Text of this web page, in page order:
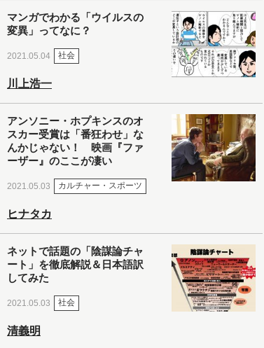
マンガでわかる「ウイルスの
変異」ってなに？
2021.05.04 社会
川上浩一
アンソニー・ホプキンスのオ
スカー受賞は「番狂わせ」な
んかじゃない！ 映画『ファ
ーザー』のここが凄い
2021.05.03 カルチャー・スポーツ
ヒナタカ
ネットで話題の「陰謀論チャ
ート」を徹底解説＆日本語訳
してみた
2021.05.03 社会
清義明